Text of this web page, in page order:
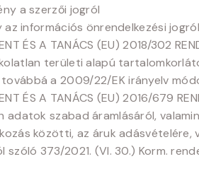
a szerzői jogról
az információs önrendelkezési
ÉS A TANÁCS (EU) 2018/302
területi alapú
a 2009/22/EK irányelv
ÉS A TANÁCS (EU) 2016/
adatok szabad áramlásáról,
közötti, az áruk
szóló 373/2021. (VI. 30.) Korm.